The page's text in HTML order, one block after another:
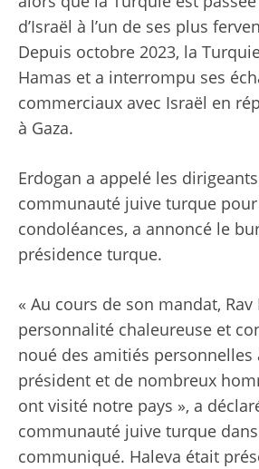
d’Israël à l’un de ses plus
Depuis octobre 2023, la
Hamas et a interrompu ses
commerciaux avec Israël en
à Gaza.
Erdogan a appelé les
communauté juive turque
condoléances, a annoncé le
présidence turque.
« Au cours de son mandat, Rav
personnalité chaleureuse et
noué des amitiés personnelles
président et de nombreux
ont visité notre pays », a
communauté juive turque
communiqué. Haleva était